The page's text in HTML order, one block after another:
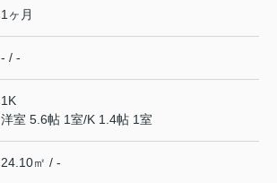
1ヶ月
- / -
1K
洋室 5.6帖 1室/K 1.4帖 1室
24.10㎡ / -